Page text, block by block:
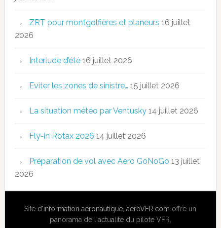
ZRT pour montgolfières et planeurs 16 juillet
2026
Interlude d’été 16 juillet 2026
Eviter les zones de sinistre… 15 juillet 2026
La situation météo par Ventusky 14 juillet 2026
Fly-in Rotax 2026 14 juillet 2026
Préparation de vol avec Aero GoNoGo 13 juillet
2026
Site d'information aéronautique ,aeroVFR.com offre un
panorama de l'actualité du pilote VFR.